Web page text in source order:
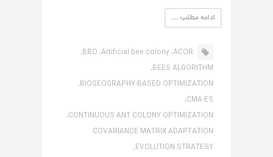
ادامه مطلب …
ACOR,
Artificial bee colony,
BBO,
BEES ALGORITHM,
BIOGEOGRAPHY-BASED OPTIMIZATION,
CMA-ES,
CONTINUOUS ANT COLONY OPTIMIZATION,
COVARIANCE MATRIX ADAPTATION
EVOLUTION STRATEGY,